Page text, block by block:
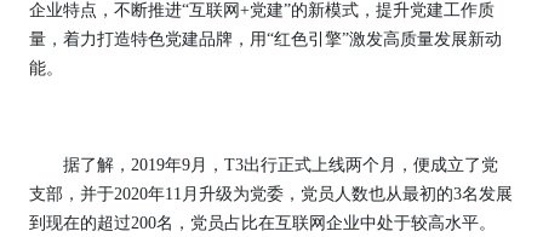
企业特点，不断推进“互联网+党建”的新模式，提升党建工作质
量，着力打造特色党建品牌 ，用“红色引擎”激发高质量发展新动
能。
据了解， 2019年9月 ， T3出行正式上线两个月，便成立了党
支部，并于2020年11月升级为党委，党员人数也从最初的3名发展
到现在的超过200名 ，党员占比在互联网企业中处于较高水平。